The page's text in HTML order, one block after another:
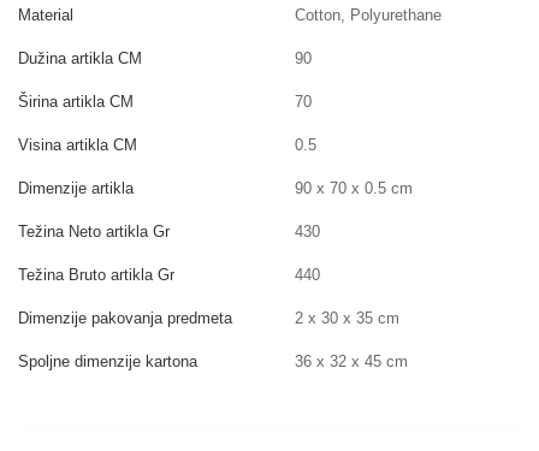
Material Cotton, Polyurethane
Dužina artikla CM 90
Širina artikla CM 70
Visina artikla CM 0.5
Dimenzije artikla 90 x 70 x 0.5 cm
Težina Neto artikla Gr 430
Težina Bruto artikla Gr 440
Dimenzije pakovanja predmeta 2 x 30 x 35 cm
Spoljne dimenzije kartona 36 x 32 x 45 cm